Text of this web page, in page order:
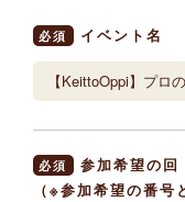
を
開
す
る
必須 イベント名
必須
参加希望の回
（※参加希望の番号